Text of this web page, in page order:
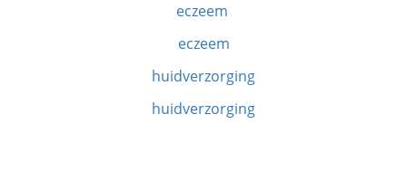
eczeem
eczeem
huidverzorging
huidverzorging